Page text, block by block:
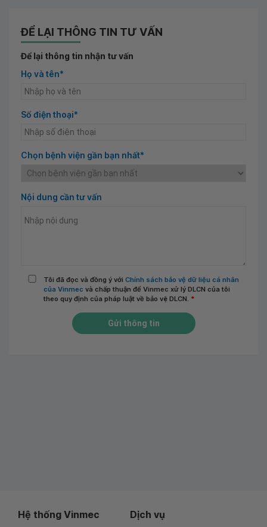
ĐỂ LẠI THÔNG TIN TƯ VẤN
Để lại thông tin nhận tư vấn
Họ và tên*
Số điện thoại*
Chọn bệnh viện gần bạn nhất*
Nội dung cần tư vấn
Tôi đã đọc và đồng ý với Chính sách bảo vệ dữ liệu cá nhân
của Vinmec và chấp thuận để Vinmec xử lý DLCN của tôi
theo quy định của pháp luật về bảo vệ DLCN. *
Gửi thông tin
Hệ thống Vinmec Dịch vụ